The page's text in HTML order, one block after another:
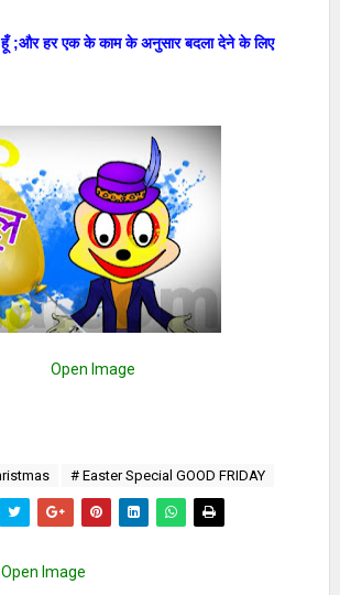
;और हर एक के काम के अनुसार बदला देने के लिए
Open Image
# Easter Special GOOD FRIDAY
Open Image